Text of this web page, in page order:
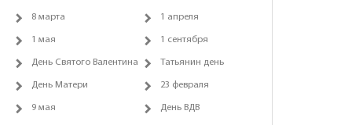
8 марта 1 апреля
1 мая 1 сентября
День Святого Валентина Татьянин день
День Матери 23 февраля
9 мая День ВДВ